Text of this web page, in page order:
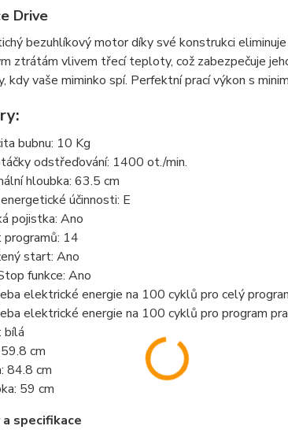
Drive
bezuhlíkový motor díky své konstrukci
ztrátám vlivem třecí teploty, což zabezpečuje
kdy vaše miminko spí. Perfektní prací výkon s
bubnu: 10 Kg
odstřeďování: 1400 ot./min.
hloubka: 63.5 cm
účinnosti: E
pojistka: Ano
programů: 14
start: Ano
funkce: Ano
elektrické energie na 100 cyklů pro celý
elektrické energie na 100 cyklů pro program
bílá
cm
84.8 cm
59 cm
specifikace